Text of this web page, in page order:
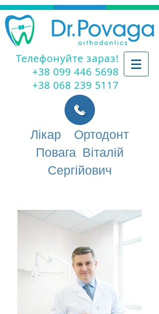
Телефонуйте зараз!
+38 099 446 5698
+38 068 239 5117
Лікар Ортодонт
Повага Віталій
Сергійович